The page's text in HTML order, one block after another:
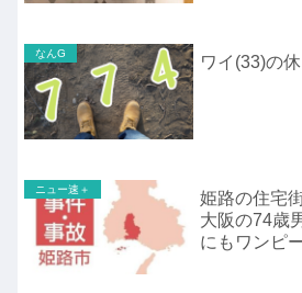
なんG ワイ(33)の
ニュー速＋
姫路の住宅
大阪の74歳
にもワンピ